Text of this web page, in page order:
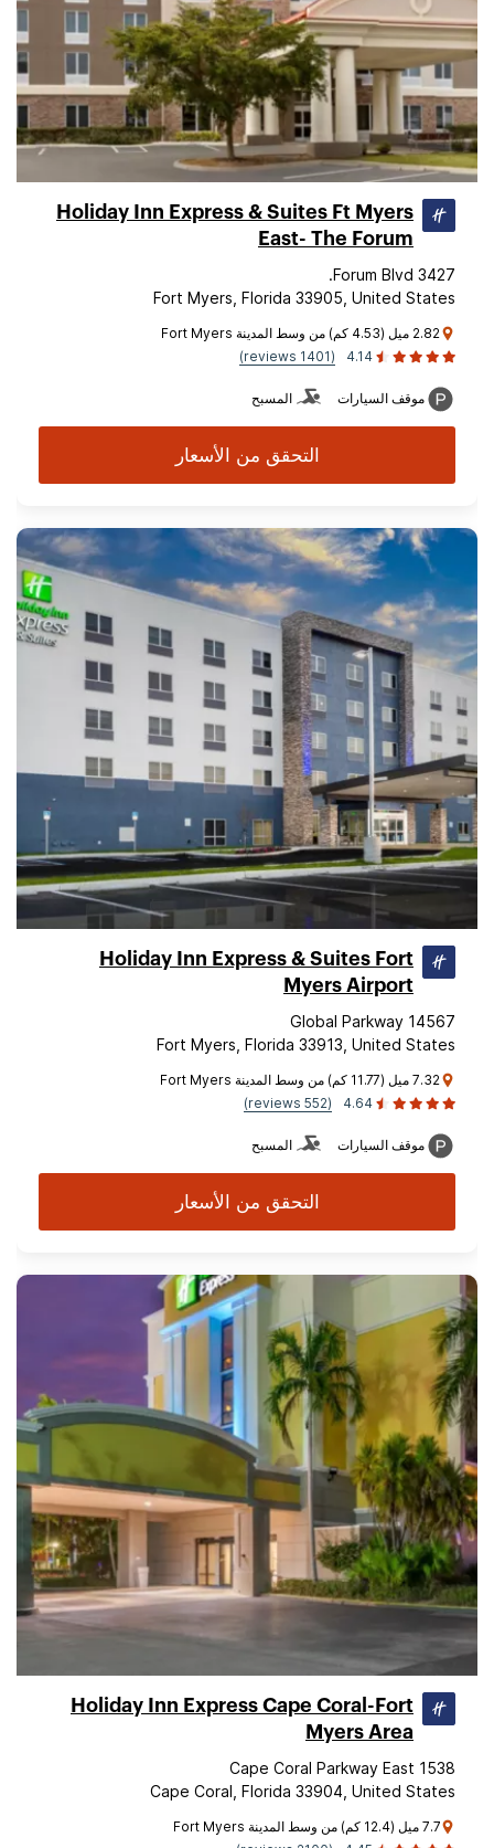
Holiday Inn Express & Suites Ft Myers
East- The Forum
3427 Forum Blvd.
Fort Myers, Florida 33905, United States
2.82 ميل (4.53 كم) من وسط المدينة Fort Myers
4.14
(1401 reviews)
موقف السيارات المسبح
التحقق من الأسعار
Holiday Inn Express & Suites Fort
Myers Airport
14567 Global Parkway
Fort Myers, Florida 33913, United States
7.32 ميل (11.77 كم) من وسط المدينة Fort Myers
4.64
(552 reviews)
موقف السيارات المسبح
التحقق من الأسعار
Holiday Inn Express Cape Coral-Fort
Myers Area
1538 Cape Coral Parkway East
Cape Coral, Florida 33904, United States
7.7 ميل (12.4 كم) من وسط المدينة Fort Myers